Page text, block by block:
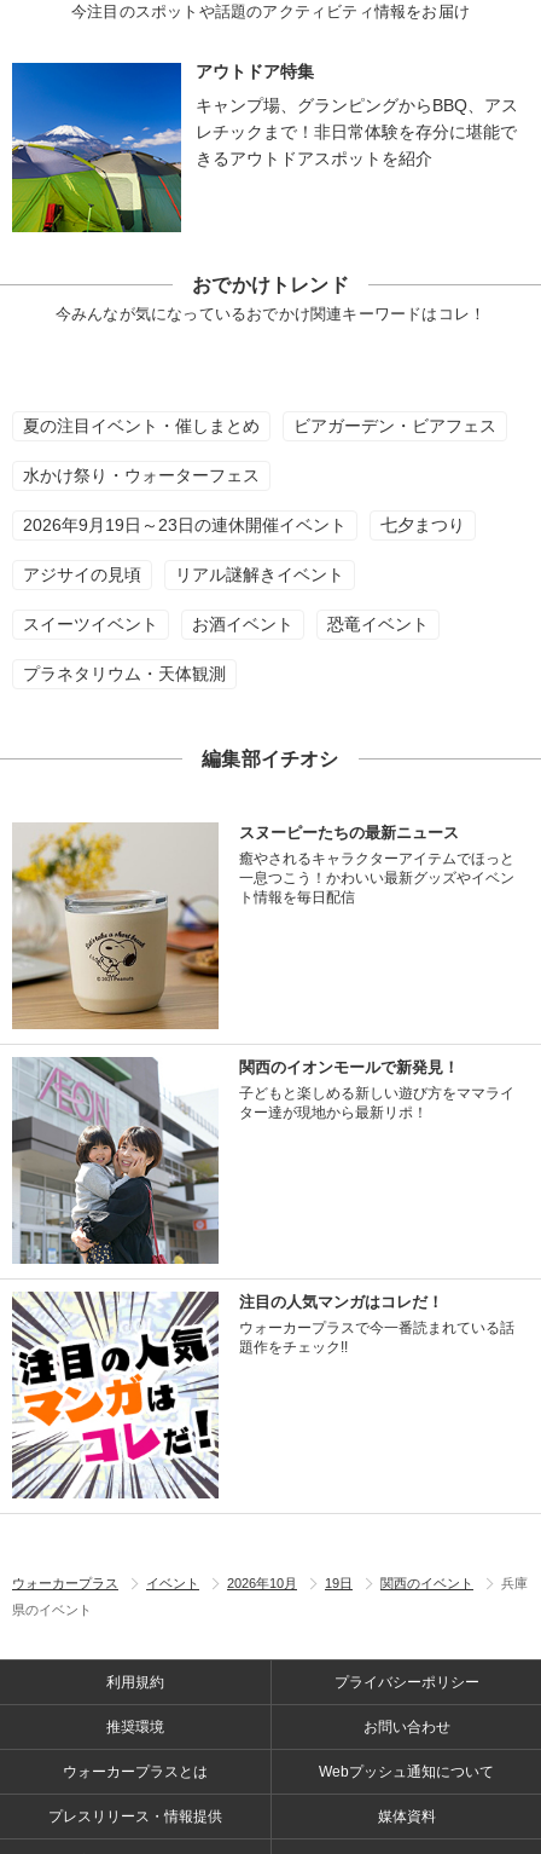
今注目のスポットや話題のアクティビティ情報をお届け
アウトドア特集
キャンプ場、グランピングからBBQ、アス
レチックまで！非日常体験を存分に堪能で
きるアウトドアスポットを紹介
おでかけトレンド
今みんなが気になっているおでかけ関連キーワードはコレ！
夏の注目イベント・催しまとめ ビアガーデン・ビアフェス
水かけ祭り・ウォーターフェス
2026年9月19日～23日の連休開催イベント 七夕まつり
アジサイの見頃 リアル謎解きイベント
スイーツイベント お酒イベント 恐竜イベント
プラネタリウム・天体観測
編集部イチオシ
スヌーピーたちの最新ニュース
癒やされるキャラクターアイテムでほっと
一息つこう！かわいい最新グッズやイベン
ト情報を毎日配信
関西のイオンモールで新発見！
子どもと楽しめる新しい遊び方をママライ
ター達が現地から最新リポ！
注目の人気マンガはコレだ！
ウォーカープラスで今一番読まれている話
題作をチェック!!
ウォーカープラス イベント 2026年10月 19日 関西のイベント
兵庫
県のイベント
利用規約 プライバシーポリシー
推奨環境 お問い合わせ
ウォーカープラスとは Webプッシュ通知について
プレスリリース・情報提供 媒体資料